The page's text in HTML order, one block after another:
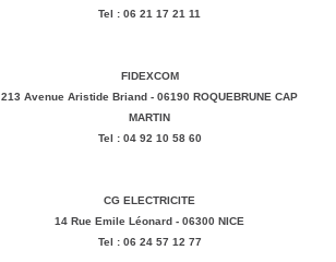
Tel : 06 21 17 21 11
FIDEXCOM
213 Avenue Aristide Briand - 06190 ROQUEBRUNE CAP
MARTIN
Tel : 04 92 10 58 60
CG ELECTRICITE
14 Rue Emile Léonard - 06300 NICE
Tel : 06 24 57 12 77